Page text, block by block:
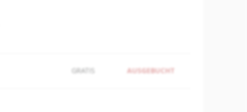
GRATIS AUSGEBUCHT